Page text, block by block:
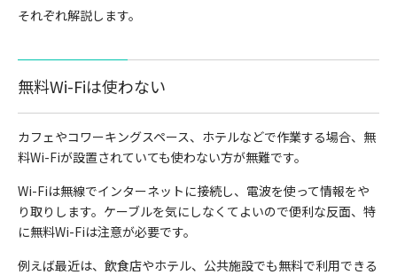
それぞれ解説します。
無料Wi-Fiは使わない
カフェやコワーキングスペース、ホテルなどで作業する場合、無
料Wi-Fiが設置されていても使わない方が無難です。
Wi-Fiは無線でインターネットに接続し、電波を使って情報をや
り取りします。ケーブルを気にしなくてよいので便利な反面、特
に無料Wi-Fiは注意が必要です。
例えば最近は、飲食店やホテル、公共施設でも無料で利用できる